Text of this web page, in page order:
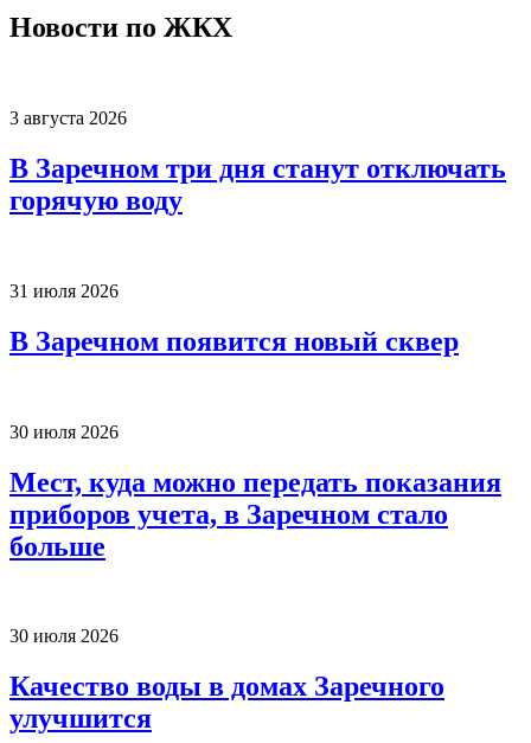
Новости по ЖКХ
3 августа 2026
В Заречном три дня станут отключать
горячую воду
31 июля 2026
В Заречном появится новый сквер
30 июля 2026
Мест, куда можно передать показания
приборов учета, в Заречном стало
больше
30 июля 2026
Качество воды в домах Заречного
улучшится